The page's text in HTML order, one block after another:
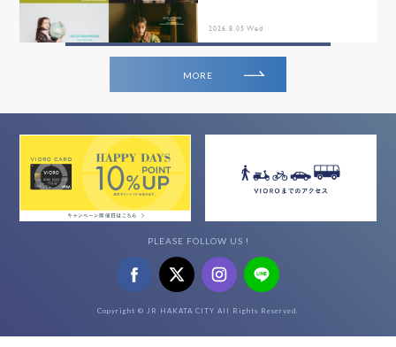
2026.8.05 Wed
MORE
PLEASE FOLLOW US !
Copyright © JR HAKATA CITY All Rights Reserved.